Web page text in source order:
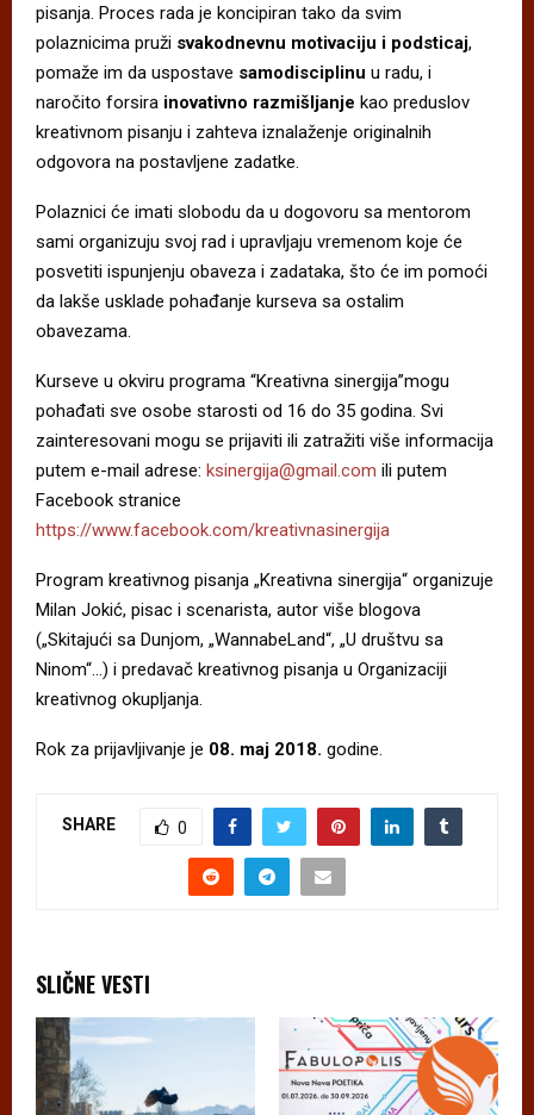
pisanja. Proces rada je koncipiran tako da svim
polaznicima pruži svakodnevnu motivaciju i podsticaj,
pomaže im da uspostave samodisciplinu u radu, i
naročito forsira inovativno razmišljanje kao preduslov
kreativnom pisanju i zahteva iznalaženje originalnih
odgovora na postavljene zadatke.
Polaznici će imati slobodu da u dogovoru sa mentorom
sami organizuju svoj rad i upravljaju vremenom koje će
posvetiti ispunjenju obaveza i zadataka, što će im pomoći
da lakše usklade pohađanje kurseva sa ostalim
obavezama.
Kurseve u okviru programa “Kreativna sinergija”mogu
pohađati sve osobe starosti od 16 do 35 godina. Svi
zainteresovani mogu se prijaviti ili zatražiti više informacija
putem e-mail adrese: ksinergija@gmail.com ili putem
Facebook stranice
https://www.facebook.com/kreativnasinergija
Program kreativnog pisanja „Kreativna sinergija“ organizuje
Milan Jokić, pisac i scenarista, autor više blogova
(„Skitajući sa Dunjom, „WannabeLand“, „U društvu sa
Ninom“…) i predavač kreativnog pisanja u Organizaciji
kreativnog okupljanja.
Rok za prijavljivanje je 08. maj 2018. godine.
SHARE 0
SLIČNE VESTI